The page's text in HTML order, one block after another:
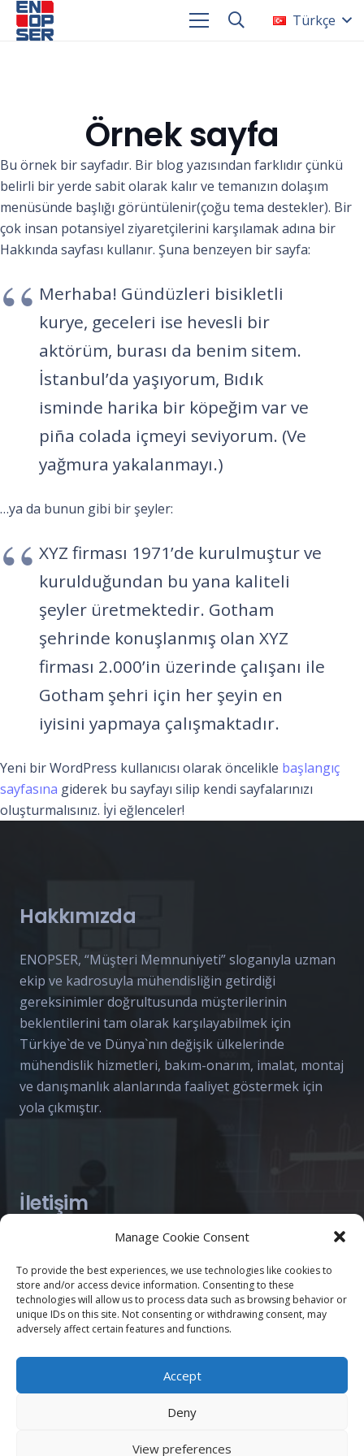
Manage Cookie Consent
To provide the best experiences, we use technologies like cookies to
store and/or access device information. Consenting to these
technologies will allow us to process data such as browsing behavior or
unique IDs on this site. Not consenting or withdrawing consent, may
adversely affect certain features and functions.
Accept
Deny
View preferences
Türkçe
Örnek sayfa
Bu örnek bir sayfadır. Bir blog yazısından farklıdır çünkü
belirli bir yerde sabit olarak kalır ve temanızın dolaşım
menüsünde başlığı görüntülenir(çoğu tema destekler). Bir
çok insan potansiyel ziyaretçilerini karşılamak adına bir
Hakkında sayfası kullanır. Şuna benzeyen bir sayfa:
Merhaba! Gündüzleri bisikletli
kurye, geceleri ise hevesli bir
aktörüm, burası da benim sitem.
İstanbul’da yaşıyorum, Bıdık
isminde harika bir köpeğim var ve
piña colada içmeyi seviyorum. (Ve
yağmura yakalanmayı.)
…ya da bunun gibi bir şeyler:
XYZ firması 1971’de kurulmuştur ve
kurulduğundan bu yana kaliteli
şeyler üretmektedir. Gotham
şehrinde konuşlanmış olan XYZ
firması 2.000’in üzerinde çalışanı ile
Gotham şehri için her şeyin en
iyisini yapmaya çalışmaktadır.
Yeni bir WordPress kullanıcısı olarak öncelikle başlangıç
sayfasına giderek bu sayfayı silip kendi sayfalarınızı
oluşturmalısınız. İyi eğlenceler!
Hakkımızda
ENOPSER, “Müşteri Memnuniyeti” sloganıyla uzman
ekip ve kadrosuyla mühendisliğin getirdiği
gereksinimler doğrultusunda müşterilerinin
beklentilerini tam olarak karşılayabilmek için
Türkiye`de ve Dünya`nın değişik ülkelerinde
mühendislik hizmetleri, bakım-onarım, imalat, montaj
ve danışmanlık alanlarında faaliyet göstermek için
yola çıkmıştır.
İletişim
info@enopser.com
+ 90 312 236 36 76 (TR)
+ 31 6 27 28 98 22 (NL)
Barbaros Mahallesi, Kavaklıdere, Tahran Cd.
19/A, Çankaya/Ankara
Don Boscostraat 30, 5503BS, Veldhoven, the